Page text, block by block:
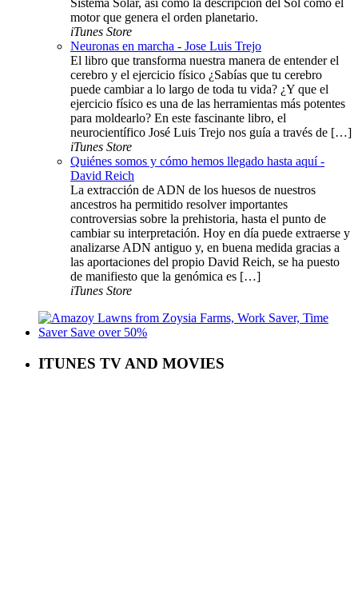
Sistema Solar, así como la descripción del Sol como el
motor que genera el orden planetario.
iTunes Store
Neuronas en marcha - Jose Luis Trejo
El libro que transforma nuestra manera de entender el
cerebro y el ejercicio físico ¿Sabías que tu cerebro
puede cambiar a lo largo de toda tu vida? ¿Y que el
ejercicio físico es una de las herramientas más potentes
para moldearlo? En este fascinante libro, el
neurocientífico José Luis Trejo nos guía a través de […]
iTunes Store
Quiénes somos y cómo hemos llegado hasta aquí -
David Reich
La extracción de ADN de los huesos de nuestros
ancestros ha permitido resolver importantes
controversias sobre la prehistoria, hasta el punto de
cambiar su interpretación. Hoy en día puede extraerse y
analizarse ADN antiguo y, en buena medida gracias a
las aportaciones del propio David Reich, se ha puesto
de manifiesto que la genómica es […]
iTunes Store
ITUNES TV AND MOVIES